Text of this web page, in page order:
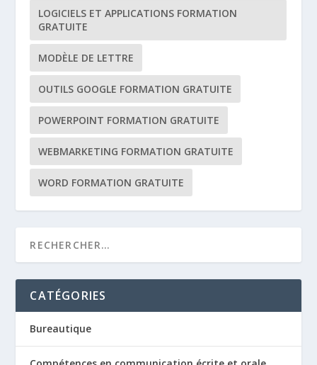
LOGICIELS ET APPLICATIONS FORMATION
GRATUITE
MODÈLE DE LETTRE
OUTILS GOOGLE FORMATION GRATUITE
POWERPOINT FORMATION GRATUITE
WEBMARKETING FORMATION GRATUITE
WORD FORMATION GRATUITE
CATÉGORIES
Bureautique